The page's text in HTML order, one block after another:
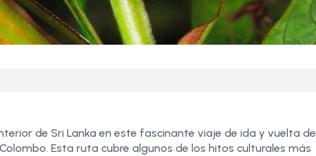
de Sri Lanka en este fascinante viaje de ida y vuelta de
Esta ruta cubre algunos de los hitos culturales más